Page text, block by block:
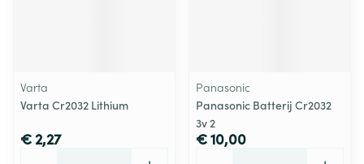
Varta
Varta Cr2032 Lithium
€ 2,27
Panasonic
Panasonic Batterij Cr2032
3v 2
€ 10,00